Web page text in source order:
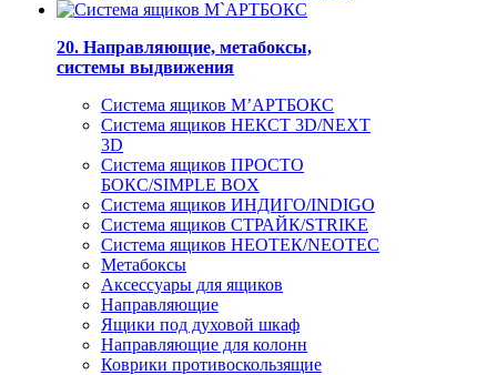
20. Направляющие, метабоксы,
системы выдвижения
Система ящиков М’АРТБОКС
Система ящиков НЕКСТ 3D/NEXT
3D
Система ящиков ПРОСТО
БОКС/SIMPLE BOX
Система ящиков ИНДИГО/INDIGO
Система ящиков СТРАЙК/STRIKE
Система ящиков НЕОТЕК/NEOTEC
Метабоксы
Аксессуары для ящиков
Направляющие
Ящики под духовой шкаф
Направляющие для колонн
Коврики противоскользящие